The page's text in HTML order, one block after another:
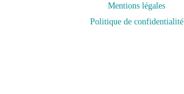
Mentions légales
Politique de confidentialité